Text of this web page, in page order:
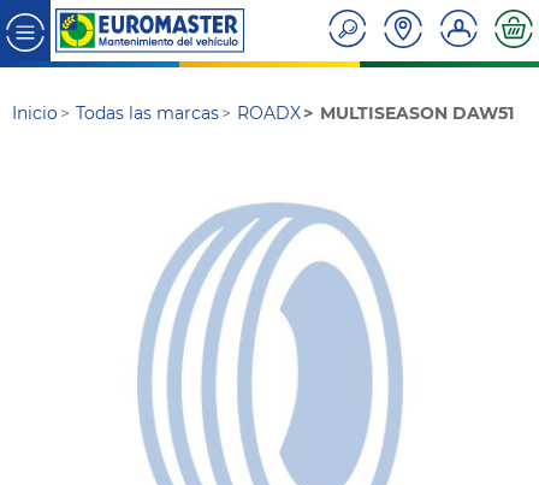
Inicio Todas las marcas ROADX MULTISEASON DAW51